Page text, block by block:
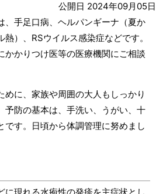
公開日 2024年09月05日
、手足口病、ヘルパンギーナ（夏か
）、RSウイルス感染症などです。
かかりつけ医等の医療機関にご相談
めに、家族や周囲の大人もしっかり
予防の基本は、手洗い、うがい、十
です。日頃から体調管理に努めまし